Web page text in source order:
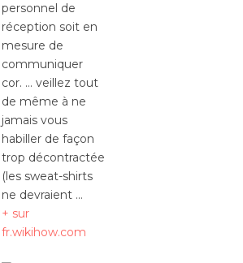
personnel de
réception soit en
mesure de
communiquer
cor. … veillez tout
de même à ne
jamais vous
habiller de façon
trop décontractée
(les sweat-shirts
ne devraient …
+ sur
fr.wikihow.com